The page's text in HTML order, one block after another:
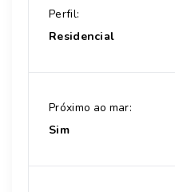
Perfil:
Residencial
Próximo ao mar:
Sim